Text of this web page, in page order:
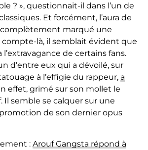
? », questionnait-il dans l’un de
Et forcément, l’aura de
complètement marqué une
compte-là, il semblait évident que
de certains fans.
d’entre eux qui a dévoilé, sur
à l’effigie du rappeur, a
effet, grimé sur son mollet le
Il semble se calquer sur une
de son dernier opus
: Arouf Gangsta répond à